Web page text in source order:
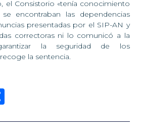
el Consistorio «tenía conocimiento
encontraban las dependencias
presentadas por el SIP-AN y
correctoras ni lo comunicó a la
la seguridad de los
la sentencia.